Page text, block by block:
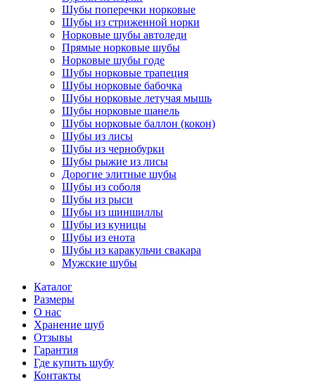
Шубы поперечки норковые
Шубы из стриженной норки
Норковые шубы автоледи
Прямые норковые шубы
Норковые шубы годе
Шубы норковые трапеция
Шубы норковые бабочка
Шубы норковые летучая мышь
Шубы норковые шанель
Шубы норковые баллон (кокон)
Шубы из лисы
Шубы из чернобурки
Шубы рыжие из лисы
Дорогие элитные шубы
Шубы из соболя
Шубы из рыси
Шубы из шиншиллы
Шубы из куницы
Шубы из енота
Шубы из каракульчи свакара
Мужские шубы
Каталог
Размеры
О нас
Хранение шуб
Отзывы
Гарантия
Где купить шубу
Контакты